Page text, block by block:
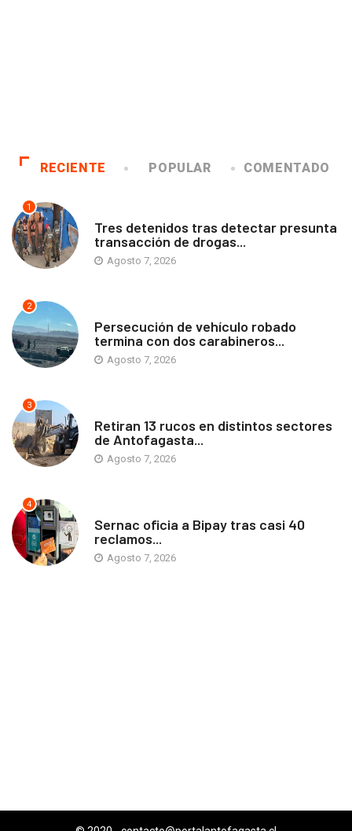
RECIENTE POPULAR COMENTADO
1
Tres detenidos tras detectar presunta
transacción de drogas...
Agosto 7, 2026
2
Persecución de vehículo robado
termina con dos carabineros...
Agosto 7, 2026
3
Retiran 13 rucos en distintos sectores
de Antofagasta...
Agosto 7, 2026
4
Sernac oficia a Bipay tras casi 40
reclamos...
Agosto 7, 2026